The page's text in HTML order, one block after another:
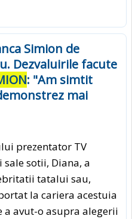
Simion de
Dezvaluirile facute
: "Am simtit
mai
prezentator TV
sale sotii, Diana, a
tatalui sau,
la cariera acestuia
a avut-o asupra alegerii